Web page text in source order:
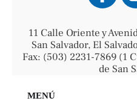
11 Calle Oriente y
San Salvador, El
Fax: (503) 2231-7869 (1
de San
MENÚ